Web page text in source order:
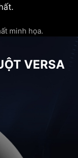
minh họa.
VERSA